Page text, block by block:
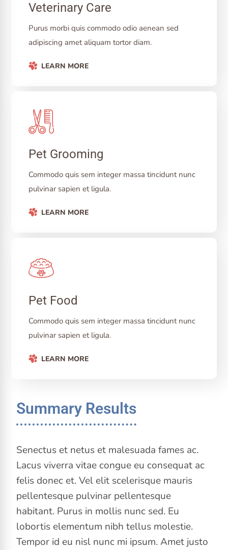
Veterinary Care
Purus morbi quis commodo odio aenean sed
adipiscing amet aliquam tortor diam.
LEARN MORE
Pet Grooming
Commodo quis sem integer massa tincidunt nunc
pulvinar sapien et ligula.
LEARN MORE
Pet Food
Commodo quis sem integer massa tincidunt nunc
pulvinar sapien et ligula.
LEARN MORE
Summary Results
Senectus et netus et malesuada fames ac.
Lacus viverra vitae congue eu consequat ac
felis donec et. Vel elit scelerisque mauris
pellentesque pulvinar pellentesque
habitant. Purus in mollis nunc sed. Eu
lobortis elementum nibh tellus molestie.
Tempor id eu nisl nunc mi ipsum. Amet justo